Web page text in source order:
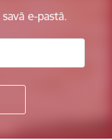
e-pastā.